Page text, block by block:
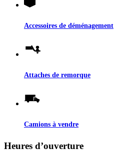
Accessoires de déménagement
Attaches de remorque
Camions à vendre
Heures d’ouverture